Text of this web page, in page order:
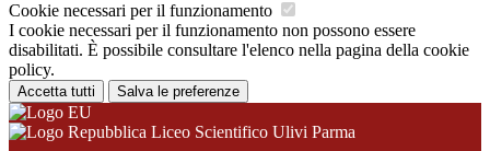
Cookie necessari per il funzionamento
I cookie necessari per il funzionamento non possono essere
disabilitati. È possibile consultare l'elenco nella pagina della cookie
policy.
Accetta tutti Salva le preferenze
Liceo Scientifico Ulivi Parma